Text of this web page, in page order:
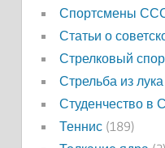
Спортсмены
Статьи о
Стрелковый
Стрельба из лука
Студенчество в
Теннис(189)